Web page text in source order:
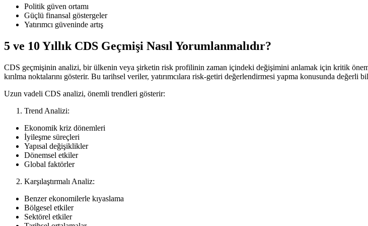
Politik güven ortamı
Güçlü finansal göstergeler
Yatırımcı güveninde artış
5 ve 10 Yıllık CDS Geçmişi Nasıl Yorumlanmalıdır?
CDS geçmişinin analizi, bir ülkenin veya şirketin risk profilinin zaman içindeki değişimini anlamak için kritik
kırılma noktalarını gösterir. Bu tarihsel veriler, yatırımcılara risk-getiri değerlendirmesi yapma konusunda
Uzun vadeli CDS analizi, önemli trendleri gösterir:
Trend Analizi:
Ekonomik kriz dönemleri
İyileşme süreçleri
Yapısal değişiklikler
Dönemsel etkiler
Global faktörler
Karşılaştırmalı Analiz:
Benzer ekonomilerle kıyaslama
Bölgesel etkiler
Sektörel etkiler